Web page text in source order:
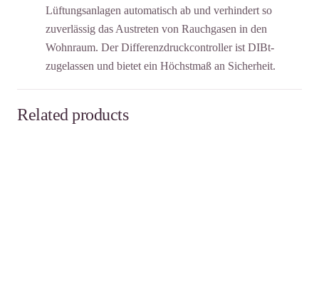
Lüftungsanlagen automatisch ab und verhindert so
zuverlässig das Austreten von Rauchgasen in den
Wohnraum. Der Differenzdruckcontroller ist DIBt-
zugelassen und bietet ein Höchstmaß an Sicherheit.
Related products